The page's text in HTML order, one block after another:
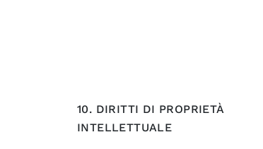
10. DIRITTI DI PROPRIETÀ
INTELLETTUALE